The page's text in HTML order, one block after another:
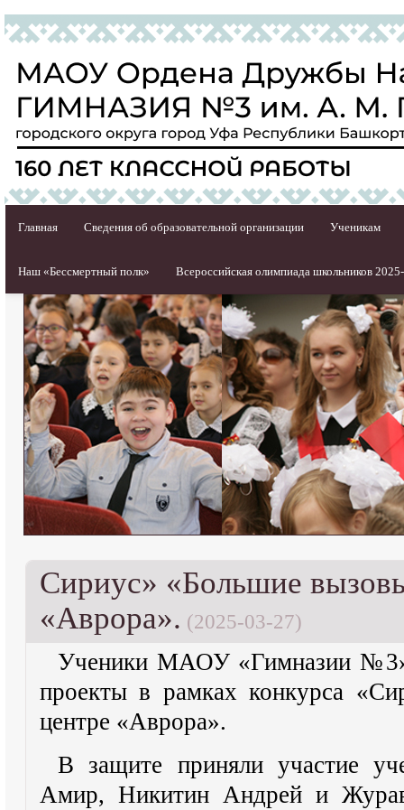
Главная Сведения об образовательной организации Ученикам
Наш «Бессмертный полк» Всероссийская олимпиада школьников
Сириус» «Большие
«Аврора». (2025-03-27)
Ученики МАОУ «Гимназии №3»
проекты в рамках конкурса
центре «Аврора».
В защите приняли участие
Амир, Никитин Андрей и